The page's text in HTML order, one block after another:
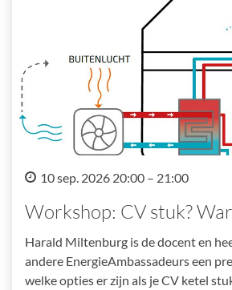
10 sep. 2026 20:00 – 21:00
Workshop: CV stuk?
Harald Miltenburg is de docent en
andere EnergieAmbassadeurs een
welke opties er zijn als je CV ketel